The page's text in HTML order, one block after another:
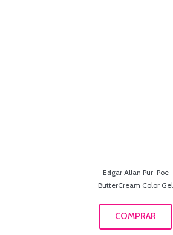
Edgar Allan Pur-Poe
ButterCream Color Gel
COMPRAR